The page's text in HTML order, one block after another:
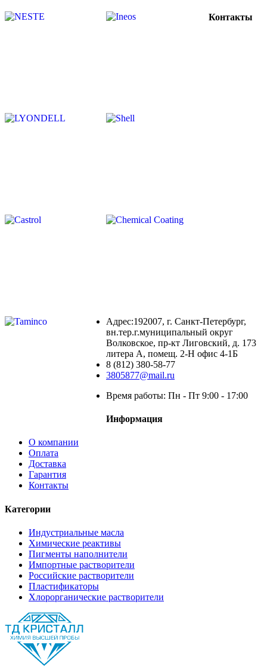
Контакты
Адрес:192007, г. Санкт-Петербург,
вн.тер.г.муниципальный округ
Волковское, пр-кт Лиговский, д. 173
литера А, помещ. 2-Н офис 4-1Б
8 (812) 380-58-77
3805877@mail.ru
Время работы: Пн - Пт 9:00 - 17:00
Информация
О компании
Оплата
Доставка
Гарантия
Контакты
Категории
Индустриальные масла
Химические реактивы
Пигменты наполнители
Импортные растворители
Российские растворители
Пластификаторы
Хлорорганические растворители